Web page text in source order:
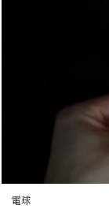
電球